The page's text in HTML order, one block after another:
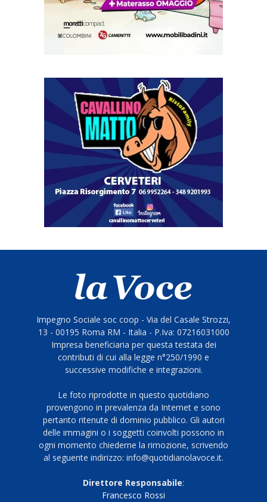
Impegno Sociale soc coop - Via del Casale Strozzi,
13 - 00195 Roma RM - Italia - P.Iva: 07216031000
Impresa beneficiaria per questa testata dei
contributi di cui alla legge n°250/1990 e
successive modifiche e integrazioni.
Le foto riprodotte in questo quotidiano
provengono in prevalenza da Internet e sono
pertanto ritenute di dominio pubblico. Gli autori
delle immagini o i soggetti coinvolti possono in
ogni momento chiederne la rimozione, scrivendo
al seguente indirizzo: info@quotidianolavoce.it.
Direttore Responsabile:
Francesco Rossi